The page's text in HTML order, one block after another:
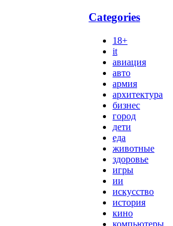
Categories
18+
it
авиация
авто
армия
архитектура
бизнес
город
дети
еда
животные
здоровье
игры
ии
искусство
история
кино
компьютеры